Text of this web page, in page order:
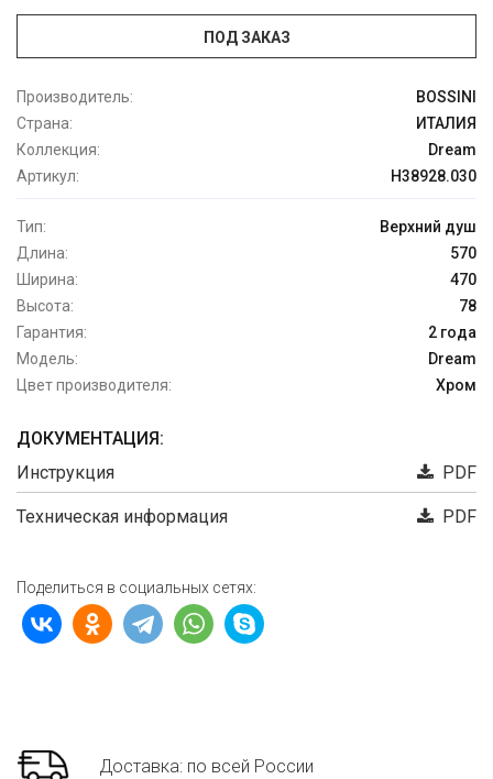
ПОД ЗАКАЗ
Производитель:
BOSSINI
Страна:
ИТАЛИЯ
Коллекция:
Dream
Артикул:
H38928.030
Тип:
Верхний душ
Длина:
570
Ширина:
470
Высота:
78
Гарантия:
2 года
Модель:
Dream
Цвет производителя:
Хром
ДОКУМЕНТАЦИЯ:
Инструкция
PDF
Техническая информация PDF
Поделиться в социальных сетях:
Доставка: по всей России